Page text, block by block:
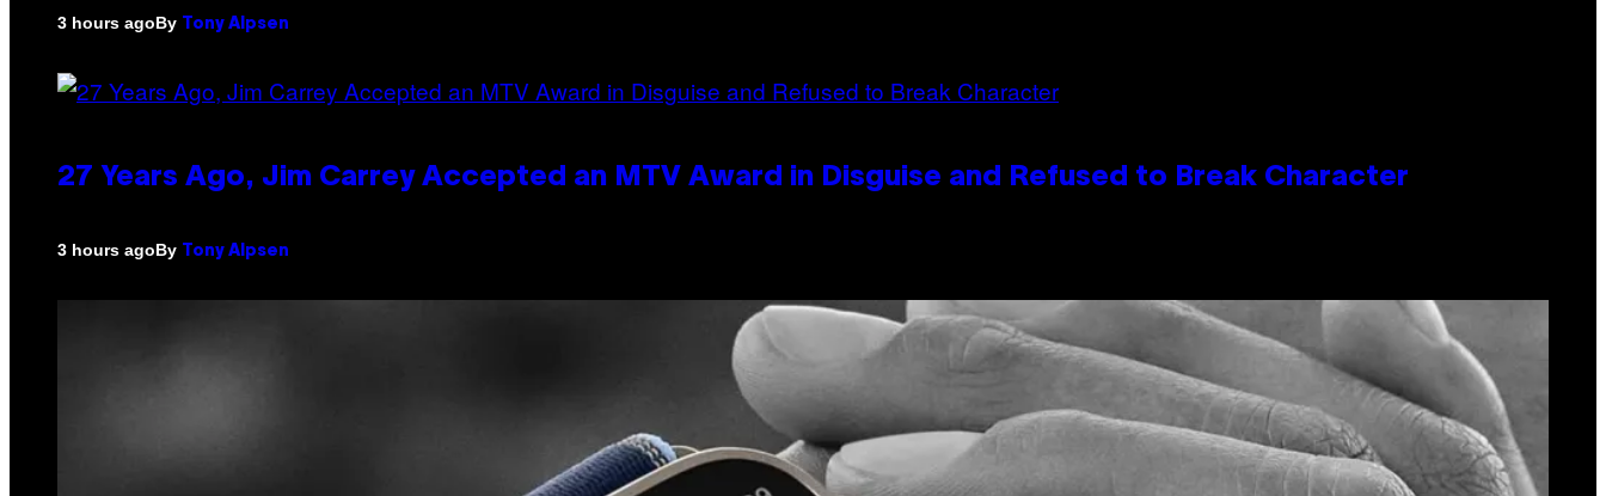
3 hours agoBy Tony Alpsen
27 Years Ago, Jim Carrey Accepted an MTV Award in Disguise and Refused to Break Character
3 hours agoBy Tony Alpsen